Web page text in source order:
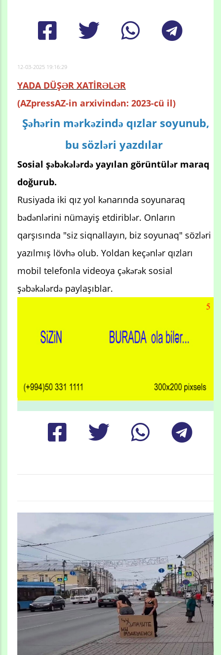
12-03-2025 19:16:29
YADA DÜŞƏR XATİRƏLƏR
(AZpressAZ-in arxivindən: 2023-cü il)
Şəhərin mərkəzində qızlar soyunub,
bu sözləri yazdılar
Sosial şəbəkələrdə yayılan görüntülər maraq
doğurub.
Rusiyada iki qız yol kənarında soyunaraq
bədənlərini nümayiş etdiriblər. Onların
qarşısında "siz siqnallayın, biz soyunaq" sözləri
yazılmış lövhə olub. Yoldan keçənlər qızları
mobil telefonla videoya çəkərək sosial
şəbəkələrdə paylaşıblar.